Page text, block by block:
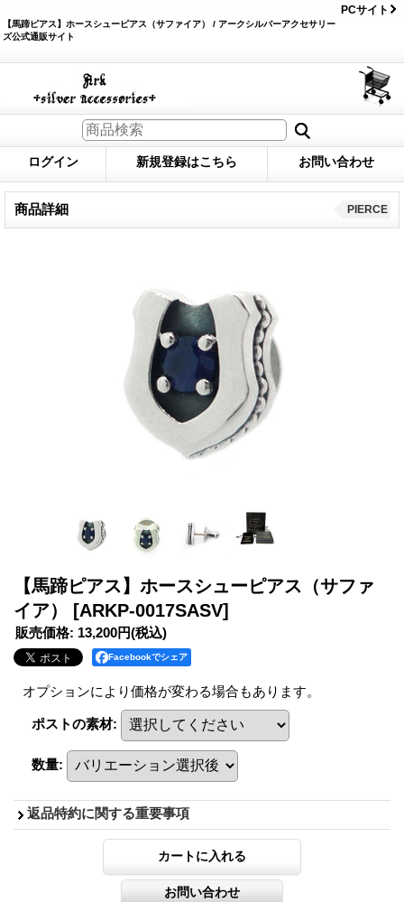
【馬蹄ピアス】ホースシューピアス（サファイア） / アークシルバーアクセサリー
ズ公式通販サイト
PCサイト
ログイン 新規登録はこちら お問い合わせ
商品詳細 PIERCE
【馬蹄ピアス】ホースシューピアス（サファ
イア）
[ARKP-0017SASV]
販売価格: 13,200円(税込)
Facebookでシェア
オプションにより価格が変わる場合もあります。
ポストの素材:
数量:
返品特約に関する重要事項